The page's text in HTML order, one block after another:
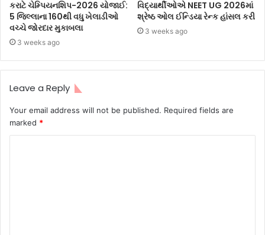
કરાટે ચેમ્પિયનશિપ-2026 યોજાઈ:
5 જિલ્લાના 160થી વધુ ખેલાડીઓ
વચ્ચે જોરદાર મુકાબલા
3 weeks ago
વિદ્યાર્થીઓએ NEET UG 2026માં
શ્રેષ્ઠ ઓલ ઈન્ડિયા રેન્ક હાંસલ કરી
3 weeks ago
Leave a Reply
Your email address will not be published. Required fields are
marked *